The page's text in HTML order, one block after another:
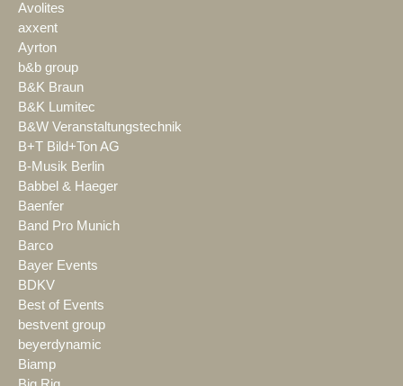
Avolites
axxent
Ayrton
b&b group
B&K Braun
B&K Lumitec
B&W Veranstaltungstechnik
B+T Bild+Ton AG
B-Musik Berlin
Babbel & Haeger
Baenfer
Band Pro Munich
Barco
Bayer Events
BDKV
Best of Events
bestvent group
beyerdynamic
Biamp